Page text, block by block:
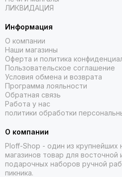
ЛИКВИДАЦИЯ
Информация
О компании
Наши магазины
Оферта и политика
Пользовательское соглашение
Условия обмена и возврата
Программа лояльности
Обратная связь
Работа у нас
политики обработки
О компании
Ploff-Shop - один из крупнейших
магазинов товар для восточной
подарочных наборов ручной
пикника.